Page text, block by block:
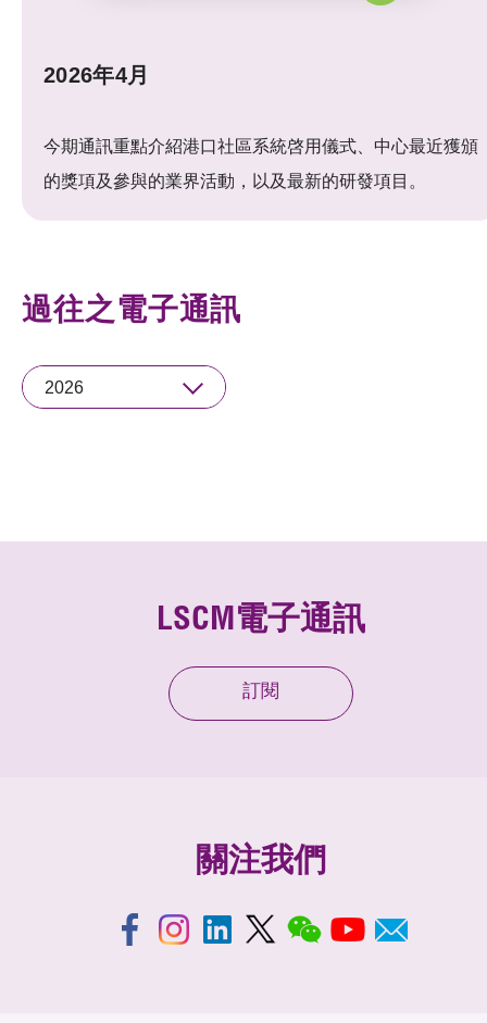
2026年4月
今期通訊重點介紹港口社區系統啓用儀式、中心最近獲頒
的獎項及參與的業界活動，以及最新的研發項目。
過往之電子通訊
2026
LSCM電子通訊
訂閱
關注我們